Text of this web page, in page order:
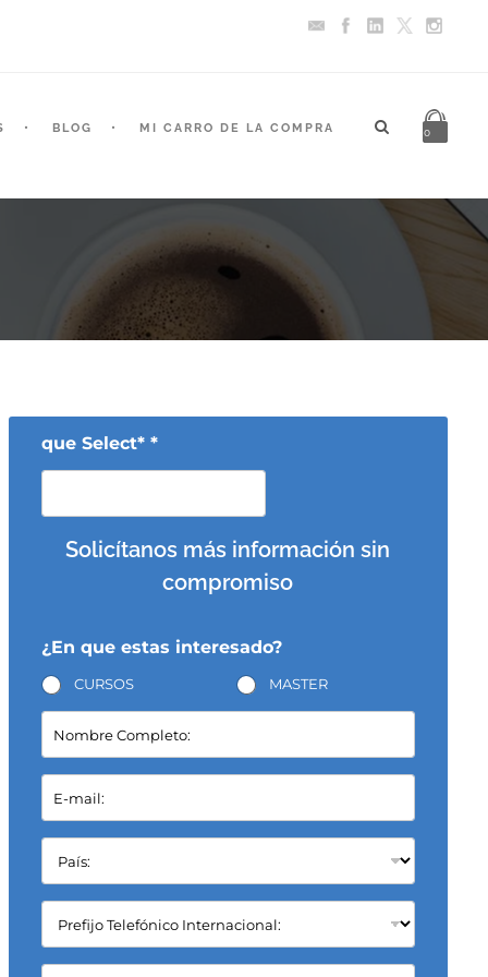
BLOG MI CARRO DE LA COMPRA 0
que Select* *
Solicítanos más información sin
compromiso
¿En que estas interesado?
CURSOS MASTER
N
m
b
e
C
m
p
e
t
E
m
a
l
*
P
í
s
*
C
m
p